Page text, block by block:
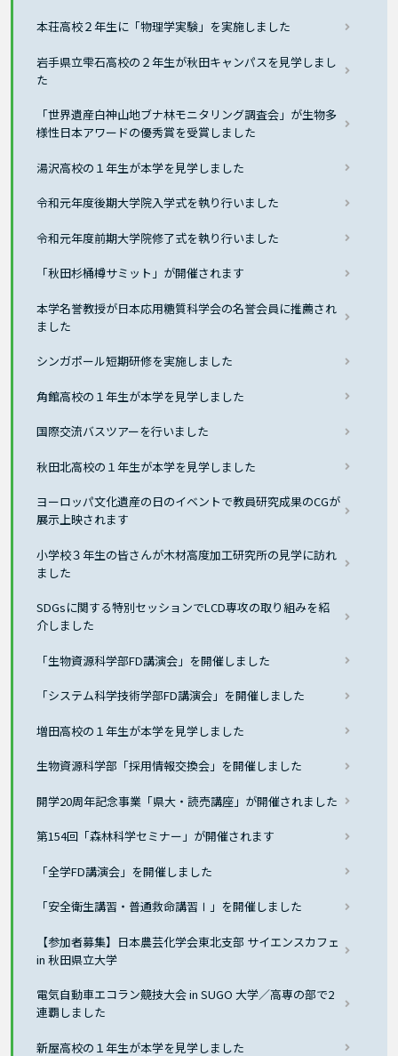
本荘高校２年生に「物理学実験」を実施しました
岩手県立雫石高校の２年生が秋田キャンパスを見学しまし
た
「世界遺産白神山地ブナ林モニタリング調査会」が生物多
様性日本アワードの優秀賞を受賞しました
湯沢高校の１年生が本学を見学しました
令和元年度後期大学院入学式を執り行いました
令和元年度前期大学院修了式を執り行いました
「秋田杉桶樽サミット」が開催されます
本学名誉教授が日本応用糖質科学会の名誉会員に推薦され
ました
シンガポール短期研修を実施しました
角館高校の１年生が本学を見学しました
国際交流バスツアーを行いました
秋田北高校の１年生が本学を見学しました
ヨーロッパ文化遺産の日のイベントで教員研究成果のCGが
展示上映されます
小学校３年生の皆さんが木材高度加工研究所の見学に訪れ
ました
SDGsに関する特別セッションでLCD専攻の取り組みを紹
介しました
「生物資源科学部FD講演会」を開催しました
「システム科学技術学部FD講演会」を開催しました
増田高校の１年生が本学を見学しました
生物資源科学部「採用情報交換会」を開催しました
開学20周年記念事業「県大・読売講座」が開催されました
第154回「森林科学セミナー」が開催されます
「全学FD講演会」を開催しました
「安全衛生講習・普通救命講習Ⅰ」を開催しました
【参加者募集】日本農芸化学会東北支部 サイエンスカフェ
in 秋田県立大学
電気自動車エコラン競技大会 in SUGO 大学／高専の部で2
連覇しました
新屋高校の１年生が本学を見学しました